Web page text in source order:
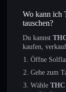
Wo kann ich
tauschen?
Du kannst
kaufen,
Öffne
Gehe zum
Wähle THC